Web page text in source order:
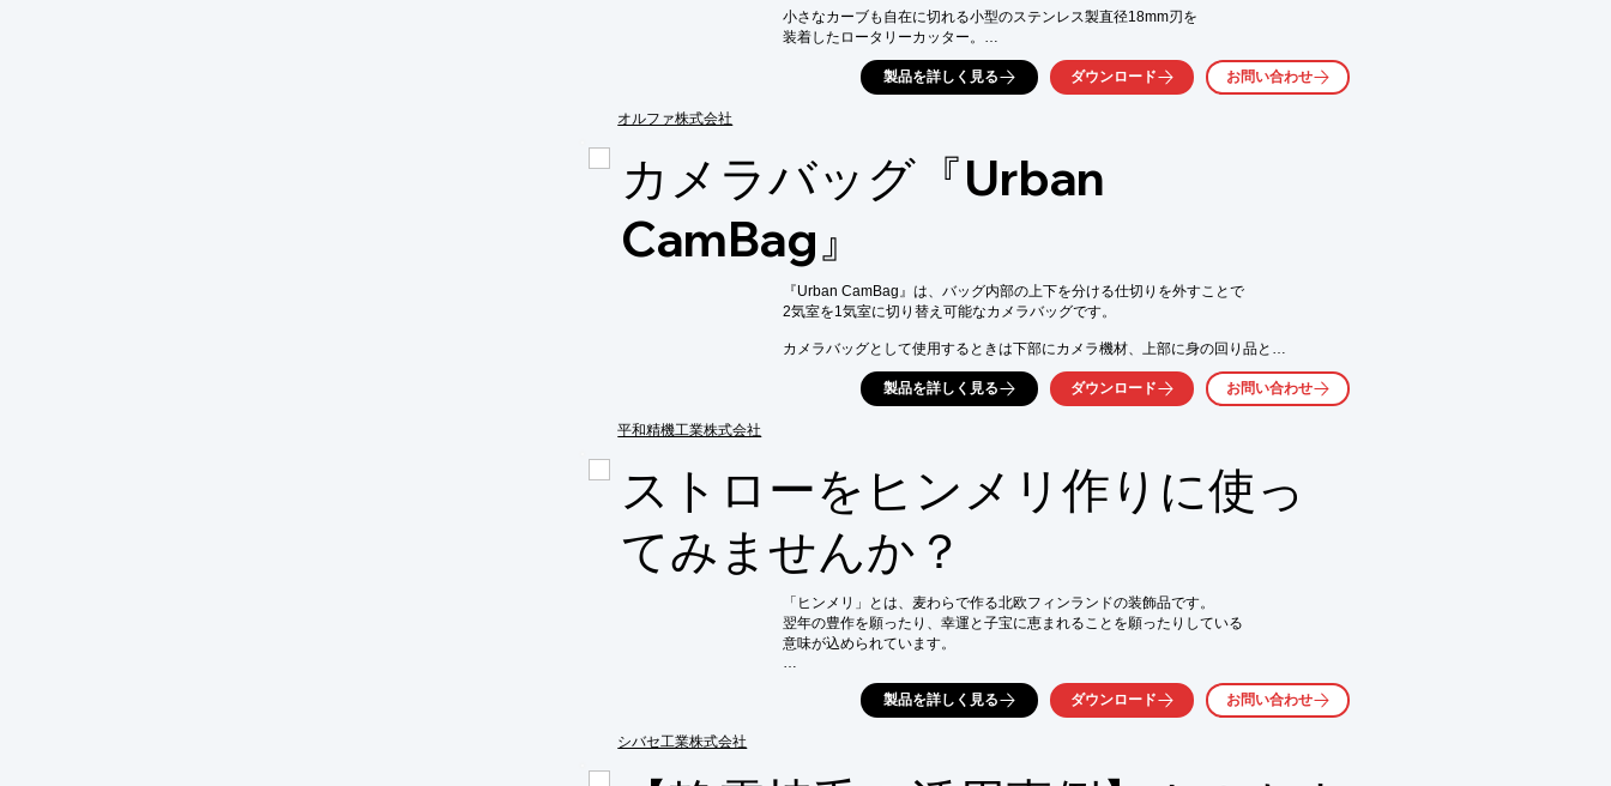
オルファ株式会社
小さなカーブも自在に切れる小型のステンレス製直径18mm刃を
装着したロータリーカッター。
布や紙をはじめ、薄手のゴムシートやフィルムなどの切りにくい
素材もカットできます。
布の切断に適しています。
【特長】
■左右両用
■ステンレス刃
■円形刃18ミリ替刃（装着刃）
■ミシン目ロータリー替刃（別売り）も付けられます
製品を詳しく見る ダウンロード お問い合わせ
カメラバッグ『Urban
CamBag』
平和精機工業株式会社
『Urban CamBag』は、バッグ内部の上下を分ける仕切りを外すことで
2気室を1気室に切り替え可能なカメラバッグです。
カメラバッグとして使用するときは下部にカメラ機材、上部に身の回り品と
分けて使うことができ、サイドから簡単にカメラを取り出せるので気軽に
写真を撮ることができます。
【特長】
■サイドアクセスのカメラ収納
■2気室一体構造
■アクセサリーポケット
※詳しくはPDF資料をご覧いただくか、お気軽にお問い合わせ下さい。
製品を詳しく見る ダウンロード お問い合わせ
ストローをヒンメリ作りに使っ
てみませんか？
シバセ工業株式会社
「ヒンメリ」とは、麦わらで作る北欧フィンランドの装飾品です。
翌年の豊作を願ったり、幸運と子宝に恵まれることを願ったりしている
意味が込められています。
ストローは菌が発生せず衛生的で、加工しやすく、丈夫で長持ち。
ヒンメリストローは特注のため、色、サイズ、長さ等オーダーメイドで
【製作事例】
製品を詳しく見る ダウンロード お問い合わせ